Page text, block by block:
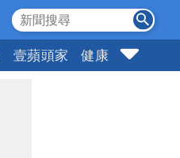
壹蘋頭家 健康 購物